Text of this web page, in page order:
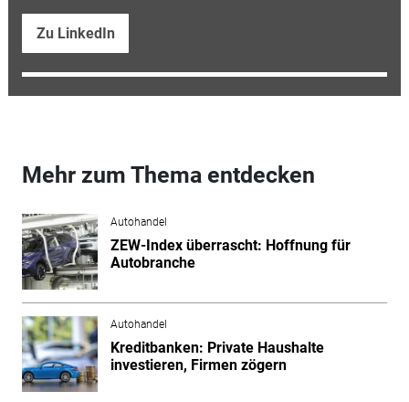
Zu LinkedIn
Mehr zum Thema entdecken
Autohandel
ZEW-Index überrascht: Hoffnung für
Autobranche
Autohandel
Kreditbanken: Private Haushalte
investieren, Firmen zögern